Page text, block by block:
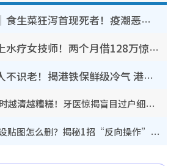
夺命寄生虫｜食生菜狂泻首现死者！疫潮恶化录1.8万宗病例 揭洗菜3大谬误
银行高管恋上水疗女技师！两个月借128万惊觉“沉船”沉落火海 揭背后疑似邪教操控卖淫
内地客夸港人不识老！揭港铁保鲜级冷气 港人求放过：别投诉
牙线棒乱用随时越清越糟糕！牙医惊揭盲目过户细菌恐致蛀牙：这种才是日常真保养
WhatsApp预设贴图怎么删？揭秘1招“反向操作”还原简洁界面 附3步实测教程